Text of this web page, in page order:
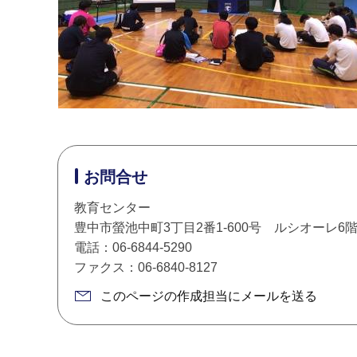
お問合せ
教育センター
豊中市螢池中町3丁目2番1-600号 ルシオーレ6階
電話：06-6844-5290
ファクス：06-6840-8127
このページの作成担当にメールを送る